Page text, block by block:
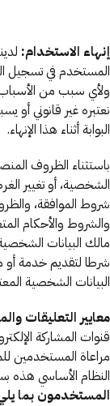
إنهاء الاستخدام:
المستخدم في تسجيل
ولأي سبب من
نعتبره غير قانوني
البوابة أثناء هذا الإنهاء.
باستثناء الظروف
الشخصية، أو تغيير
شروط الموافقة،
والشروط والأحكام
مالك البيانات
شرطا لتقديم خدمة أو
البيانات الشخصية
معايير التعليقات
قنوات المشاركة
مراعاة المستخدمين
النظام الأساسي هذه
المستخدمون بما